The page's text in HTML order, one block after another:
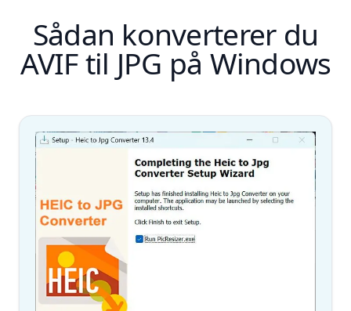
Sådan konverterer du
AVIF til JPG på Windows